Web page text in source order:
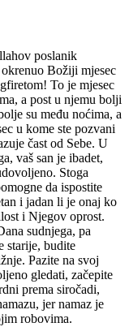
poslanik
Božiji mjesec
To je mjesec
a post u njemu bolji
su među noćima, a
u kome ste pozvani
čast od Sebe. U
vaš san je ibadet,
Stoga
da ispostite
i jadan li je onaj ko
i Njegov oprost.
sudnjega, pa
starije, budite
Pazite na svoj
gledati, začepite
prema siročadi,
jer namaz je
robovima.